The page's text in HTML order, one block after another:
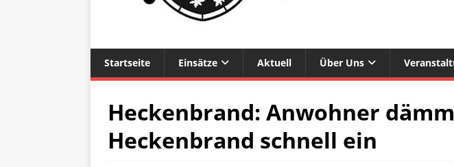
Startseite Einsätze Aktuell Über Uns
Heckenbrand: Anwohner
Heckenbrand schnell ein